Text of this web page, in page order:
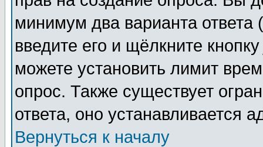
минимум два варианта ответа
введите его и щёлкните
можете установить лимит
опрос. Также существует
ответа, оно устанавливается
Вернуться к началу